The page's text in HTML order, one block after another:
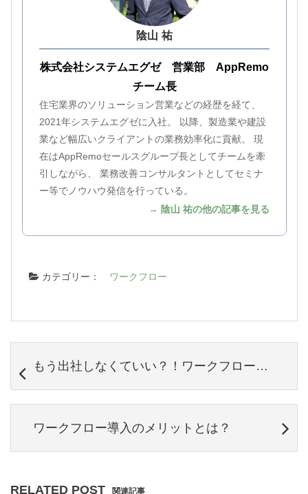
陰山 祐
株式会社システムエグゼ 営業部 AppRemo
チーム長
住宅業界のソリューション営業などの経歴を経て、
2021年システムエグゼに入社。 以降、製造業や建設
業など幅広いクライアントの業務効率化に貢献。 現
在はAppRemoセールスグループ長としてチームを牽
引しながら、 業務改善コンサルタントとしてセミナ
ー等でノウハウ発信を行っている。
→ 陰山 祐の他の記事を見る
カテゴリー： ワークフロー
もう出社しなくていい？！ワークフローと電子印鑑のすすめ
ワークフロー導入のメリットとは？
RELATED POST 関連記事